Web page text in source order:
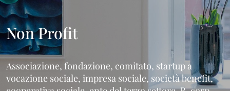
Non Profit
Associazione, fondazione, comitato, startup a
vocazione sociale, impresa sociale, società benefit,